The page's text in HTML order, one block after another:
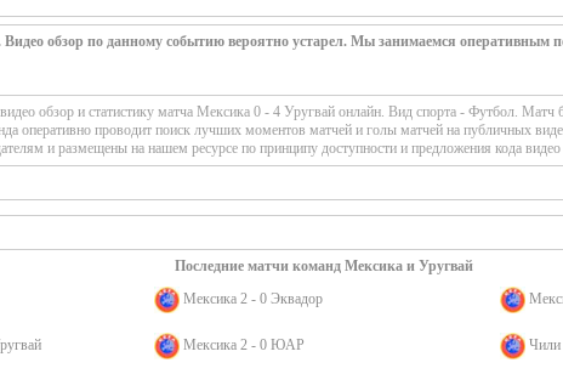
Видео обзор по данному событию вероятно устарел. Мы занимаемся оперативным
обзор и статистику матча Мексика 0 - 4 Уругвай онлайн. Вид спорта - Футбол. Матч
оперативно проводит поиск лучших моментов матчей и голы матчей на публичных
и размещены на нашем ресурсе по принципу доступности и предложения кода
Последние матчи команд Мексика и Уругвай
Мексика 2 - 0 Эквадор
Мексика 2 - 0 ЮАР Чили